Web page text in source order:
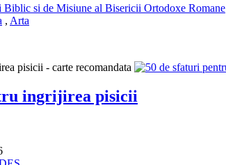
Biblic si de Misiune al Bisericii Ortodoxe Romane
, Arta
ingrijirea pisicii